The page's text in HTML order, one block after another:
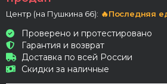
Центр (на Пушкина 66): 🔥Последняя
Проверено и протестировано
Гарантия и возврат
Доставка по всей России
Скидки за наличные